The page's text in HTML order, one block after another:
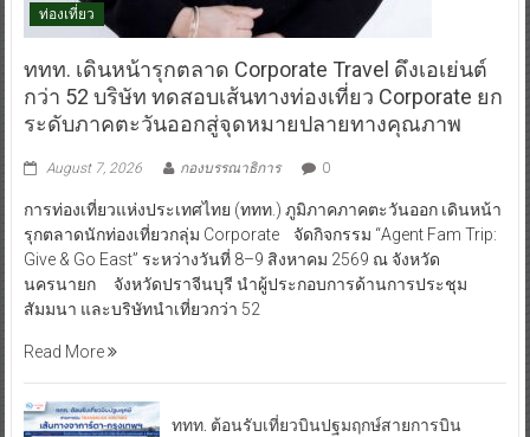
ท่องเที่ยว
ททท. เดินหน้ารุกตลาด Corporate Travel ดึงเอเย่นต์
กว่า 52 บริษัท ทดสอบเส้นทางท่องเที่ยว Corporate ยก
ระดับภาคตะวันออกสู่จุดหมายปลายทางคุณภาพ
August 7, 2026 กองบรรณาธิการ 0
การท่องเที่ยวแห่งประเทศไทย (ททท.) ภูมิภาคภาคตะวันออก เดินหน้า
รุกตลาดนักท่องเที่ยวกลุ่ม Corporate จัดกิจกรรม “Agent Fam Trip:
Give & Go East” ระหว่างวันที่ 8–9 สิงหาคม 2569 ณ จังหวัด
นครนายก จังหวัดปราจีนบุรี นำผู้ประกอบการด้านการประชุม
สัมมนา และบริษัทนำเที่ยวกว่า 52
Read More
ททท. ต้อนรับเที่ยวบินปฐมฤกษ์สายการบิน